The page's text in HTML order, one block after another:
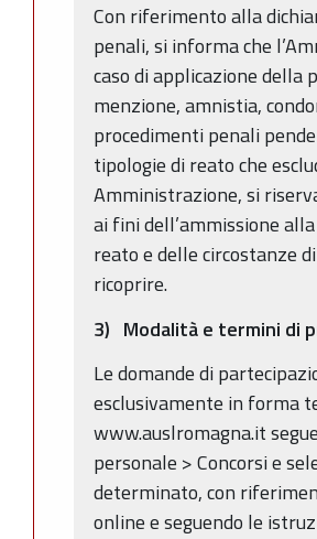
Con riferimento alla
penali, si informa che
caso di applicazione della
menzione, amnistia,
procedimenti penali
tipologie di reato che
Amministrazione, si
ai fini dell’ammissione
reato e delle circostanze
ricoprire.
3) Modalità e termini di
Le domande di
esclusivamente in forma
www.auslromagna.it
personale > Concorsi e
determinato, con
online e seguendo le